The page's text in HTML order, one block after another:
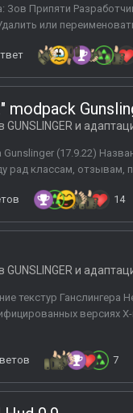
Припяти
или
modpack
GUNSLINGER и
(17.9.22)
рад классам, отзывам,
14
GUNSLINGER и
текстур
версиях
7